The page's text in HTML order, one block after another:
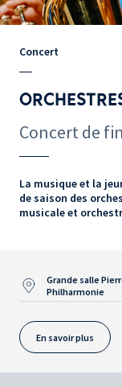
Concert
Concert de
La musique et la
de saison des
musicale et
Grande salle
Philharmonie
En savoir plus